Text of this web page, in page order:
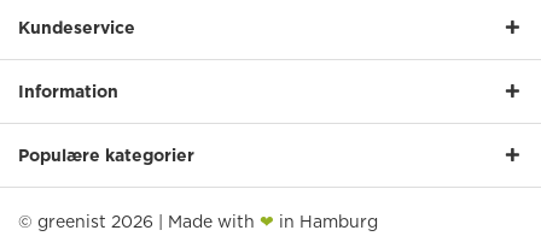
Kundeservice
Information
Populære kategorier
© greenist 2026 | Made with ❤ in Hamburg